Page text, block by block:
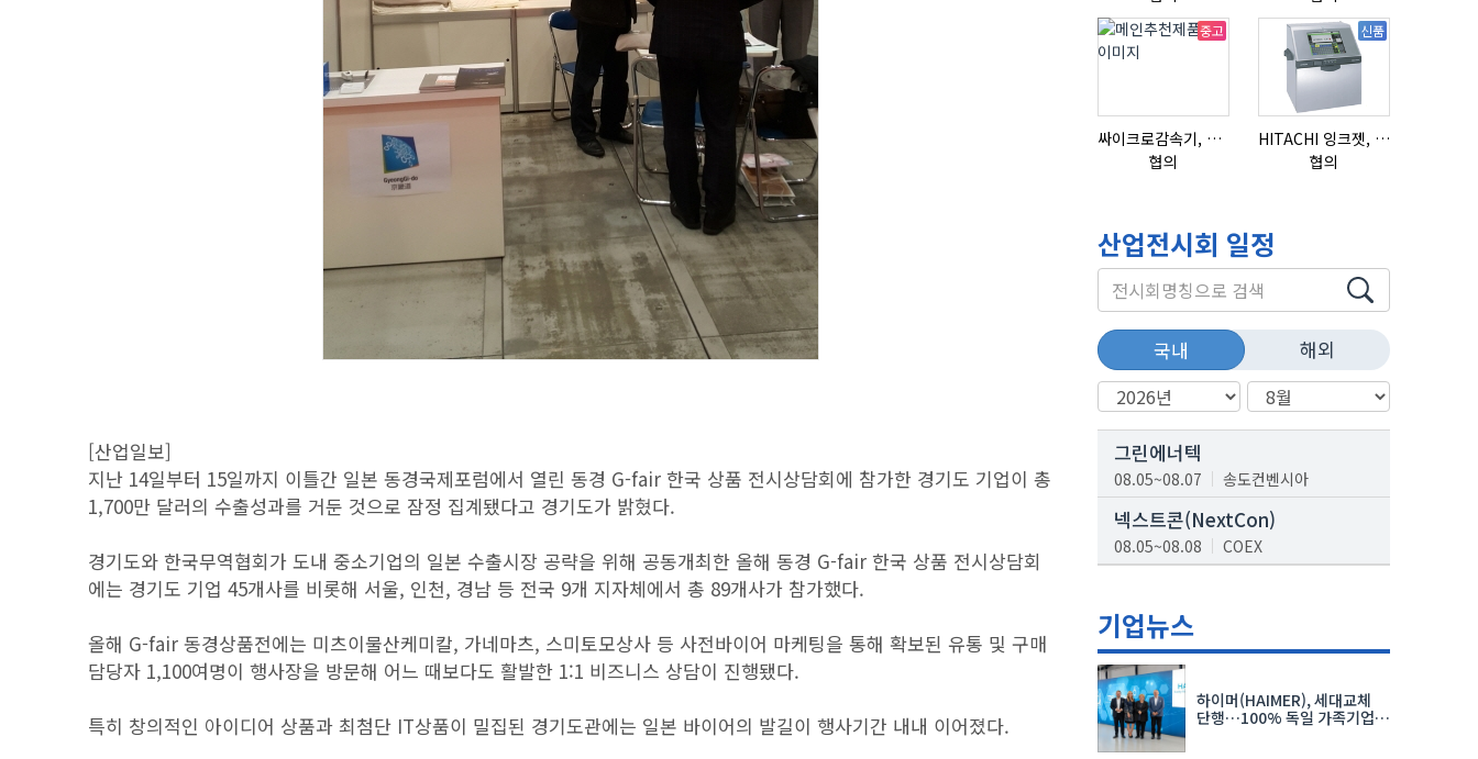
[산업일보]
지난 14일부터 15일까지 이틀간 일본 동경국제포럼에서 열린 동경 G-fair 한국 상품 전시상담회에 참가한 경기도 기업이 총
1,700만 달러의 수출성과를 거둔 것으로 잠정 집계됐다고 경기도가 밝혔다.
경기도와 한국무역협회가 도내 중소기업의 일본 수출시장 공략을 위해 공동개최한 올해 동경 G-fair 한국 상품 전시상담회
에는 경기도 기업 45개사를 비롯해 서울, 인천, 경남 등 전국 9개 지자체에서 총 89개사가 참가했다.
올해 G-fair 동경상품전에는 미츠이물산케미칼, 가네마츠, 스미토모상사 등 사전바이어 마케팅을 통해 확보된 유통 및 구매
담당자 1,100여명이 행사장을 방문해 어느 때보다도 활발한 1:1 비즈니스 상담이 진행됐다.
특히 창의적인 아이디어 상품과 최첨단 IT상품이 밀집된 경기도관에는 일본 바이어의 발길이 행사기간 내내 이어졌다.
중고
싸이크로감속기, 감속기제작
협의
신품
HITACHI 잉크젯, RX2-BD160S
협의
산업전시회 일정
국내 해외
그린에너텍
08.05~08.07 송도컨벤시아
넥스트콘(NextCon)
08.05~08.08 COEX
08.19~08.21
K-PRINT
08.19~08.22
자율주행모빌리티산업전
08.25~08.27
기업뉴스
하이머(HAIMER), 세대교체
단행…100% 독일 가족기업